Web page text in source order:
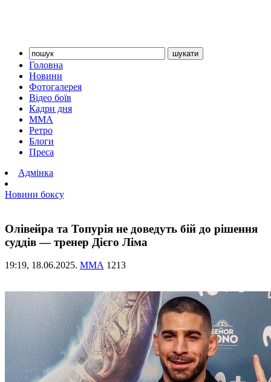
Головна
Новини
Фотогалерея
Відео боїв
Кадри дня
ММА
Ретро
Блоги
Преса
Адмінка
Новини боксу
Олівейра та Топурія не доведуть бій до рішення
суддів — тренер Дієго Ліма
19:19, 18.06.2025. ММА 1213